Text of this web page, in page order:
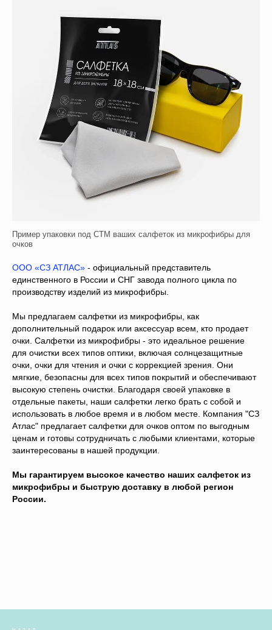
Пример упаковки под СТМ ваших салфеток из микрофибры для
очков
ООО «СЗ АТЛАС» - официальный представитель
единственного в России и СНГ завода полного цикла по
производству изделий из микрофибры.
Мы предлагаем салфетки из микрофибры, как
дополнительный подарок или аксессуар всем, кто продает
очки. Салфетки из микрофибры - это идеальное решение
для очистки всех типов оптики, включая солнцезащитные
очки, очки для чтения и очки с коррекцией зрения. Они
мягкие, безопасны для всех типов покрытий и обеспечивают
высокую степень очистки. Благодаря своей упаковке в
отдельные пакеты, наши салфетки легко брать с собой и
использовать в любое время и в любом месте. Компания "СЗ
Атлас" предлагает салфетки для очков оптом по выгодным
ценам и готовы сотрудничать с любыми клиентами, которые
заинтересованы в нашей продукции.
Мы гарантируем высокое качество наших салфеток из
микрофибры и быструю доставку в любой регион
России.